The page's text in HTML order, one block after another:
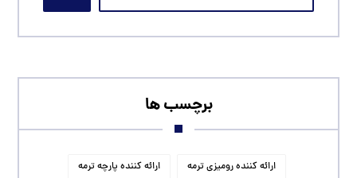
برچسب ها
ارائه کننده رومیزی ترمه ارائه کننده پارچه ترمه